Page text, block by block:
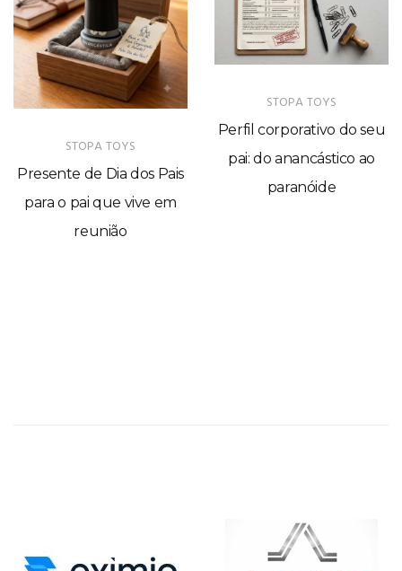
STOPA TOYS
Presente de Dia dos Pais
para o pai que vive em
reunião
STOPA TOYS
Perfil corporativo do seu
pai: do anancástico ao
paranóide